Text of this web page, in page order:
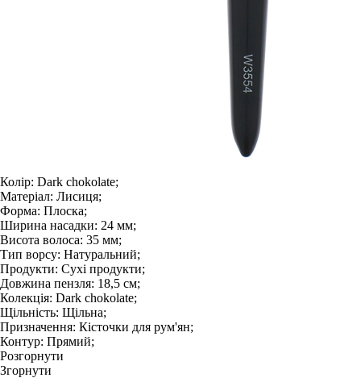
Колір: Dark chokolate;
Матеріал: Лисиця;
Форма: Плоска;
Ширина насадки: 24 мм;
Висота волоса: 35 мм;
Тип ворсу: Натуральний;
Продукти: Сухі продукти;
Довжина пензля: 18,5 см;
Колекція: Dark chokolate;
Щільність: Щільна;
Призначення: Кісточки для рум'ян;
Контур: Прямий;
Розгорнути
Згорнути